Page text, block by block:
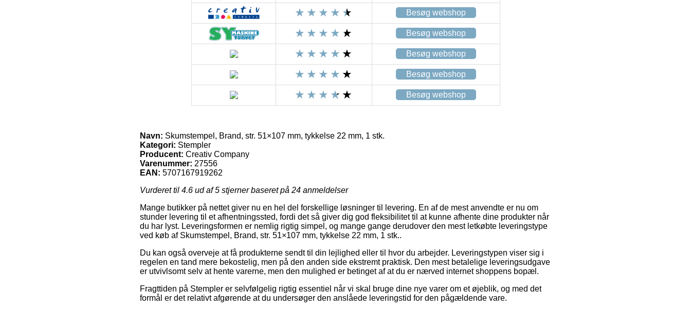
Besøg webshop
Besøg webshop
Besøg webshop
Besøg webshop
Besøg webshop
Navn: Skumstempel, Brand, str. 51×107 mm, tykkelse 22 mm, 1 stk.
Kategori: Stempler
Producent: Creativ Company
Varenummer: 27556
EAN: 5707167919262
Vurderet til 4.6 ud af 5 stjerner baseret på 24 anmeldelser
Mange butikker på nettet giver nu en hel del forskellige løsninger til levering. En af de mest anvendte er nu om
stunder levering til et afhentningssted, fordi det så giver dig god fleksibilitet til at kunne afhente dine produkter når
du har lyst. Leveringsformen er nemlig rigtig simpel, og mange gange derudover den mest letkøbte leveringstype
ved køb af Skumstempel, Brand, str. 51×107 mm, tykkelse 22 mm, 1 stk..
Du kan også overveje at få produkterne sendt til din lejlighed eller til hvor du arbejder. Leveringstypen viser sig i
regelen en tand mere bekostelig, men på den anden side ekstremt praktisk. Den mest betalelige leveringsudgave
er utvivlsomt selv at hente varerne, men den mulighed er betinget af at du er nærved internet shoppens bopæl.
Fragttiden på Stempler er selvfølgelig rigtig essentiel når vi skal bruge dine nye varer om et øjeblik, og med det
formål er det relativt afgørende at du undersøger den anslåede leveringstid for den pågældende vare.